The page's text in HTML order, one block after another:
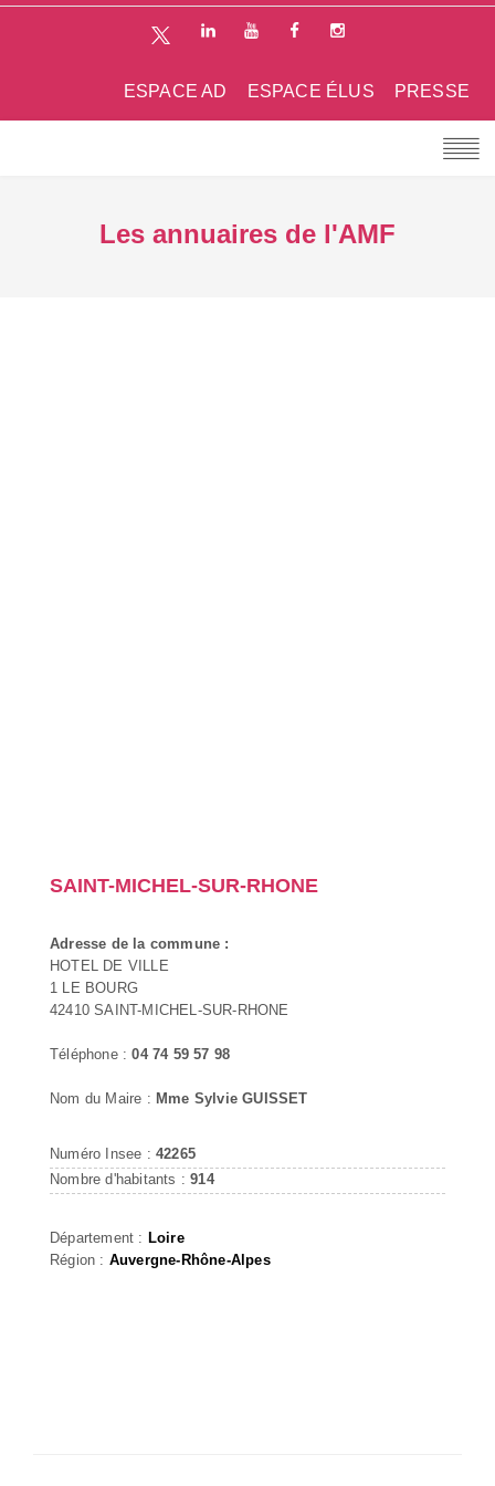
PRESSE
ESPACE ÉLUS
ESPACE AD
Les annuaires de l'AMF
SAINT-MICHEL-SUR-RHONE
Adresse de la commune :
HOTEL DE VILLE
1 LE BOURG
42410 SAINT-MICHEL-SUR-RHONE
Téléphone :04 74 59 57 98
Nom du Maire : Mme Sylvie GUISSET
Numéro Insee : 42265
Nombre d'habitants :914
Département : Loire
Région : Auvergne-Rhône-Alpes